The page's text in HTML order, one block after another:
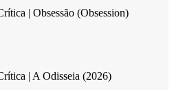
| Obsessão (Obsession)
| A Odisseia (2026)